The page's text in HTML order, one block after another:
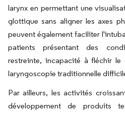
larynx en permettant une
glottique sans aligner les axes
peuvent également faciliter
patients présentant des
restreinte, incapacité à fléchir
laryngoscopie traditionnelle
Par ailleurs, les activités
développement de produits